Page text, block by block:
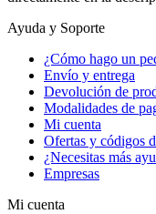
Ayuda y Soporte
¿Cómo hago un
Envío y entrega
Devolución de
Modalidades de
Mi cuenta
Ofertas y códigos
¿Necesitas más
Empresas
Mi cuenta